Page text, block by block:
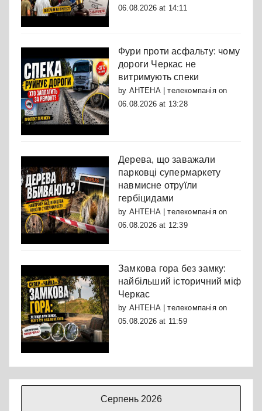
06.08.2026 at 14:11
Фури проти асфальту: чому
дороги Черкас не
витримують спеки
by АНТЕНА | телекомпаніяon
06.08.2026 at 13:28
Дерева, що заважали
парковці супермаркету
навмисне отруїли
гербіцидами
by АНТЕНА | телекомпаніяon
06.08.2026 at 12:39
Замкова гора без замку:
найбільший історичний міф
Черкас
by АНТЕНА | телекомпаніяon
05.08.2026 at 11:59
Серпень 2026